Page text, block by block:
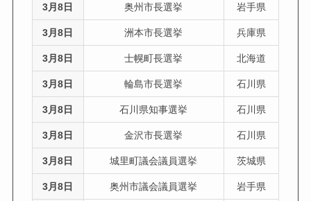
3月8日 奥州市長選挙 岩手県
3月8日 洲本市長選挙 兵庫県
3月8日 士幌町長選挙 北海道
3月8日 輪島市長選挙 石川県
3月8日 石川県知事選挙 石川県
3月8日 金沢市長選挙 石川県
3月8日 城里町議会議員選挙 茨城県
3月8日 奥州市議会議員選挙 岩手県